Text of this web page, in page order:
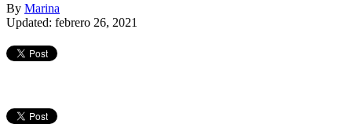
By Marina
Updated: febrero 26, 2021